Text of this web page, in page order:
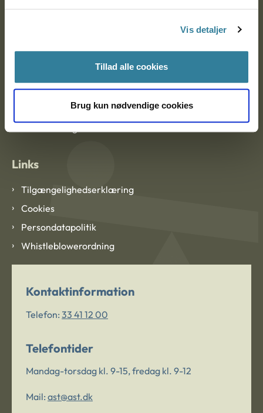
Vis detaljer
Tillad alle cookies
Brug kun nødvendige cookies
Om Ankestyrelsen
Om Ankestyrelsen
Links
Tilgængelighedserklæring
Cookies
Persondatapolitik
Whistleblowerordning
Kontaktinformation
Telefon: 33 41 12 00
Telefontider
Mandag-torsdag kl. 9-15, fredag kl. 9-12
Mail: ast@ast.dk